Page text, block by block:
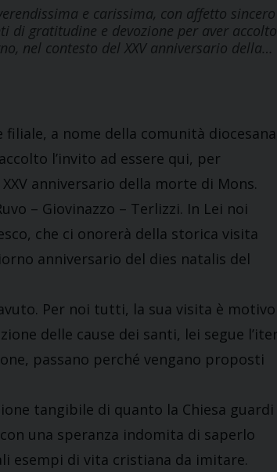
e carissima, con affetto sincero
di gratitudine e devozione per aver accolto
nel contesto del XXV anniversario della…
a nome della comunità
l’invito ad essere qui, per
anniversario della morte di Mons.
– Giovinazzo – Terlizzi. In Lei noi
che ci onorerà della storica visita
anniversario del dies natalis del
Per noi tutti, la sua visita è motivo
delle cause dei santi, lei segue
passano perché vengano proposti
tangibile di quanto la Chiesa guardi
una speranza indomita di saperlo
esempi di vita cristiana da imitare.